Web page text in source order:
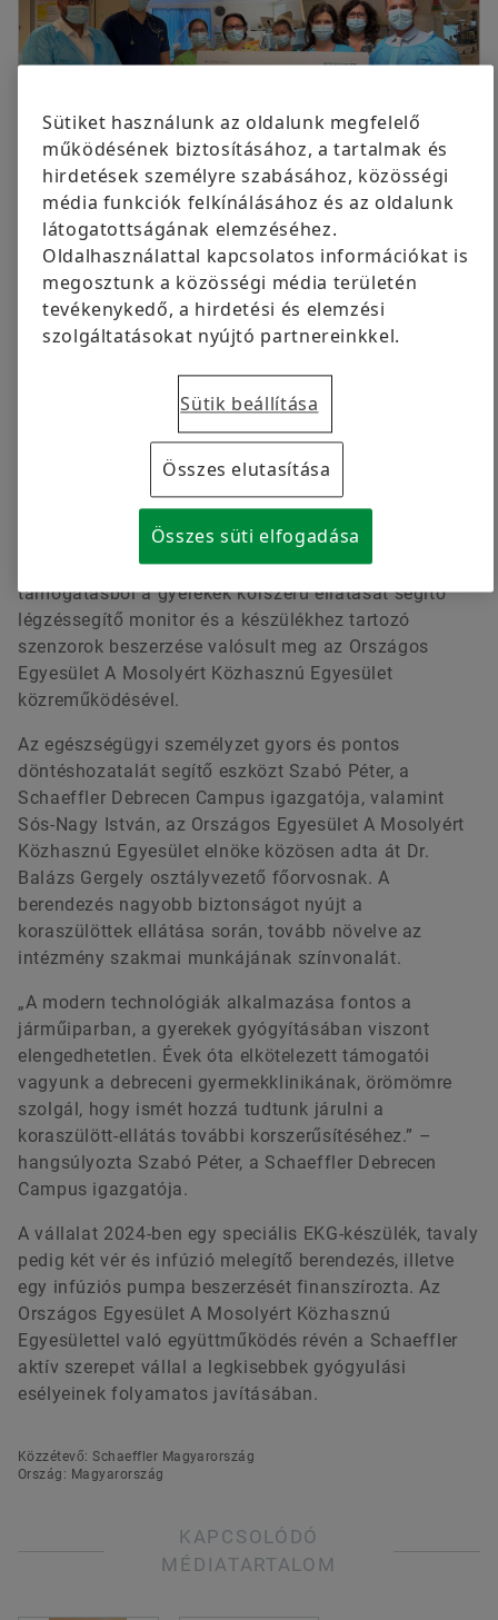
Cégcsoport
Digitális termékek
Márkavédelem
Communications and Branding Hungary
Schaeffler Debrecen Kft.
Debrecen
+36 20 455 0818
zsolt.szabo@vitesco.com
Megrendelés most
Az adományból vásárolt korszerű készülék átadása
Hárommillió forintos adományával járul hozzá a
hatékonyabb koraszülött-ellátáshoz a vállalat
A támogatásból vásárolt korszerű légzésfigyelő és
légzéssegítő rendszer növeli a gyógyító munka
Gyermekklinika Szülészeti és Koraszülött Intenzív
Osztályán dolgozó szakemberek munkáját a
debreceni Schaeffler. A 3 millió forint összértékű
támogatásból a gyerekek korszerű ellátását segítő
légzéssegítő monitor és a készülékhez tartozó
szenzorok beszerzése valósult meg az Országos
Egyesület A Mosolyért Közhasznú Egyesület
közreműködésével.
Az egészségügyi személyzet gyors és pontos
döntéshozatalát segítő eszközt Szabó Péter, a
Schaeffler Debrecen Campus igazgatója, valamint
Sós-Nagy István, az Országos Egyesület A Mosolyért
Közhasznú Egyesület elnöke közösen adta át Dr.
Balázs Gergely osztályvezető főorvosnak. A
berendezés nagyobb biztonságot nyújt a
koraszülöttek ellátása során, tovább növelve az
intézmény szakmai munkájának színvonalát.
„A modern technológiák alkalmazása fontos a
járműiparban, a gyerekek gyógyításában viszont
elengedhetetlen. Évek óta elkötelezett támogatói
vagyunk a debreceni gyermekklinikának, örömömre
szolgál, hogy ismét hozzá tudtunk járulni a
koraszülött-ellátás további korszerűsítéséhez.” –
hangsúlyozta Szabó Péter, a Schaeffler Debrecen
Campus igazgatója.
A vállalat 2024-ben egy speciális EKG-készülék, tavaly
pedig két vér és infúzió melegítő berendezés, illetve
egy infúziós pumpa beszerzését finanszírozta. Az
Országos Egyesület A Mosolyért Közhasznú
Egyesülettel való együttműködés révén a Schaeffler
aktív szerepet vállal a legkisebbek gyógyulási
esélyeinek folyamatos javításában.
Közzétevő: Schaeffler Magyarország
Ország: Magyarország
KAPCSOLÓDÓ
MÉDIATARTALOM
Sütiket használunk az oldalunk megfelelő
működésének biztosításához, a tartalmak és
hirdetések személyre szabásához, közösségi
média funkciók felkínálásához és az oldalunk
látogatottságának elemzéséhez.
Oldalhasználattal kapcsolatos információkat is
megosztunk a közösségi média területén
tevékenykedő, a hirdetési és elemzési
szolgáltatásokat nyújtó partnereinkkel.
Sütik beállítása
Összes elutasítása
Összes süti elfogadása